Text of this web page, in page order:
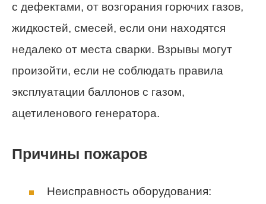
с дефектами, от возгорания горючих газов,
жидкостей, смесей, если они находятся
недалеко от места сварки. Взрывы могут
произойти, если не соблюдать правила
эксплуатации баллонов с газом,
ацетиленового генератора.
Причины пожаров
Неисправность оборудования: